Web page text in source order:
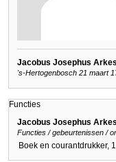
Jacobus Josephus
's-Hertogenbosch 21 maart
Functies
Jacobus Josephus
Functies / gebeurtenissen /
Boek en courantdrukker,